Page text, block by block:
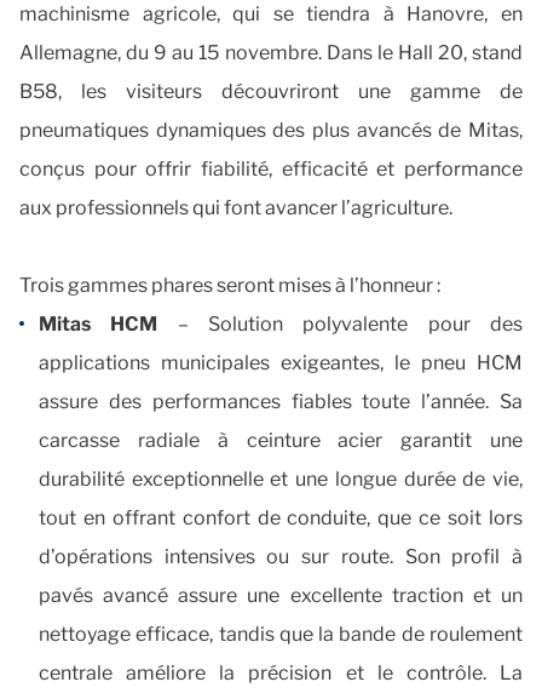
machinisme agricole, qui se tiendra à Hanovre, en
Allemagne, du 9 au 15 novembre. Dans le Hall 20, stand
B58, les visiteurs découvriront une gamme de
pneumatiques dynamiques des plus avancés de Mitas,
conçus pour offrir fiabilité, efficacité et performance
aux professionnels qui font avancer l’agriculture.
Trois gammes phares seront mises à l’honneur :
Mitas HCM – Solution polyvalente pour des
applications municipales exigeantes, le pneu HCM
assure des performances fiables toute l’année. Sa
carcasse radiale à ceinture acier garantit une
durabilité exceptionnelle et une longue durée de vie,
tout en offrant confort de conduite, que ce soit lors
d’opérations intensives ou sur route. Son profil à
pavés avancé assure une excellente traction et un
nettoyage efficace, tandis que la bande de roulement
centrale améliore la précision et le contrôle. La